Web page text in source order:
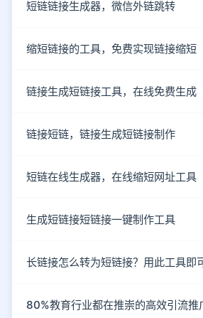
短链链接生成器，微信外链跳转
缩短链接的工具，免费实现链接缩短
链接生成短链接工具，在线免费生成
链接短链，链接生成短链接制作
短链在线生成器，在线缩短网址工具
生成短链接短链接一键制作工具
长链接怎么转为短链接？用此工具即
80%教育行业都在推崇的高效引流推